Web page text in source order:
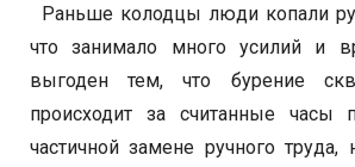
Раньше колодцы люди копали
что занимало много усилий и
выгоден тем, что бурение
происходит за считанные часы
частичной замене ручного труда,